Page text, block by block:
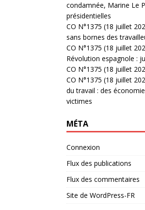
condamnée, Marine Le
présidentielles
CO N°1375 (18 juillet
sans bornes des
CO N°1375 (18 juillet
Révolution espagnole :
CO N°1375 (18 juillet
CO N°1375 (18 juillet
du travail : des
victimes
MÉTA
Connexion
Flux des publications
Flux des commentaires
Site de WordPress-FR